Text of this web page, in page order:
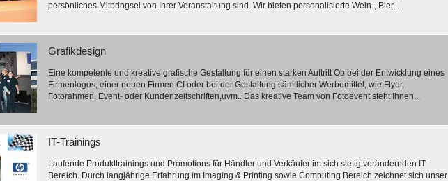
persönliches Mitbringsel von Ihrer Veranstaltung sind. Wir bieten personalisierte Wein-, Bier...
Grafikdesign
Eine kompetente und kreative grafische Gestaltung für einen starken Auftritt Ob bei der Entwicklung eines
Firmenlogos, einer neuen Firmen CI oder bei der Gestaltung sämtlicher Werbemittel, wie Flyer,
Fotorahmen, Event- oder Kundenzeitschriften,uvm.. Das kreative Team von Fotoevent steht Ihnen...
IT-Trainings
Laufende Produkttrainings und Promotions für Händler und Verkäufer im sich stetig verändernden IT
Bereich. Durch langjährige Erfahrung im Imaging & Printing sowie Computing Bereich zeichnet sich unser